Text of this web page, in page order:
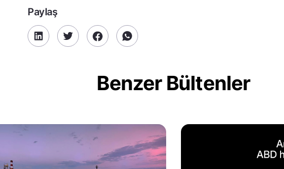
Paylaş
Benzer Bültenler